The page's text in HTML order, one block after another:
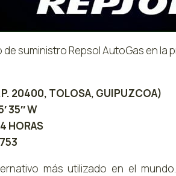
suministro Repsol AutoGas en la
20400, TOLOSA, GUIPUZCOA)
35″ W
HORAS
más utilizado en el